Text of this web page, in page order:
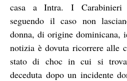
casa a Intra. I Carabinieri
seguendo il caso non
donna, di origine dominicana,
notizia è dovuta ricorrere alle
stato di choc in cui si
deceduta dopo un incidente